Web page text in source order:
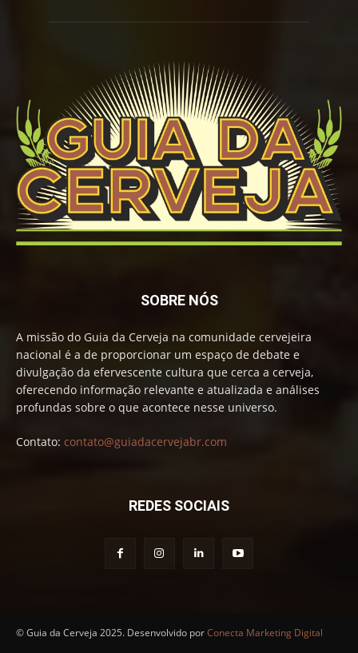
SOBRE NÓS
A missão do Guia da Cerveja na comunidade cervejeira
nacional é a de proporcionar um espaço de debate e
divulgação da efervescente cultura que cerca a cerveja,
oferecendo informação relevante e atualizada e análises
profundas sobre o que acontece nesse universo.
Contato: contato@guiadacervejabr.com
REDES SOCIAIS
© Guia da Cerveja 2025. Desenvolvido porConecta Marketing Digital